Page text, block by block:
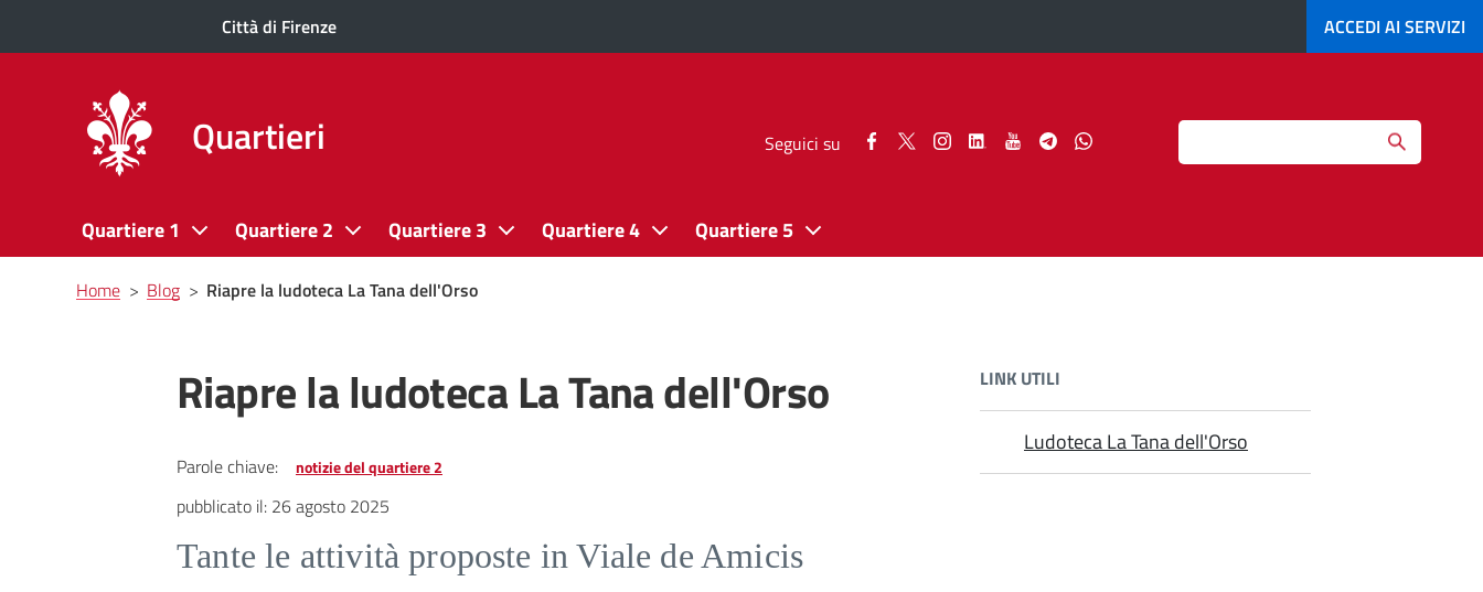
Città di Firenze ACCEDI AI SERVIZI
Quartieri Seguici su
Seguici SeguiciSeguici Seguici SeguiciSeguiciSeguici
Search
Quartiere 1 Quartiere 2 Quartiere 3 Quartiere 4 Quartiere 5
Briciole
di
Home> Blog> Riapre la ludoteca La Tana dell'Orso
Riapre la ludoteca La Tana dell'Orso
Parole chiave: notizie del quartiere 2
pubblicato il: 26 agosto 2025
Tante le attività proposte in Viale de Amicis
LINK UTILI
Ludoteca La Tana dell'Orso